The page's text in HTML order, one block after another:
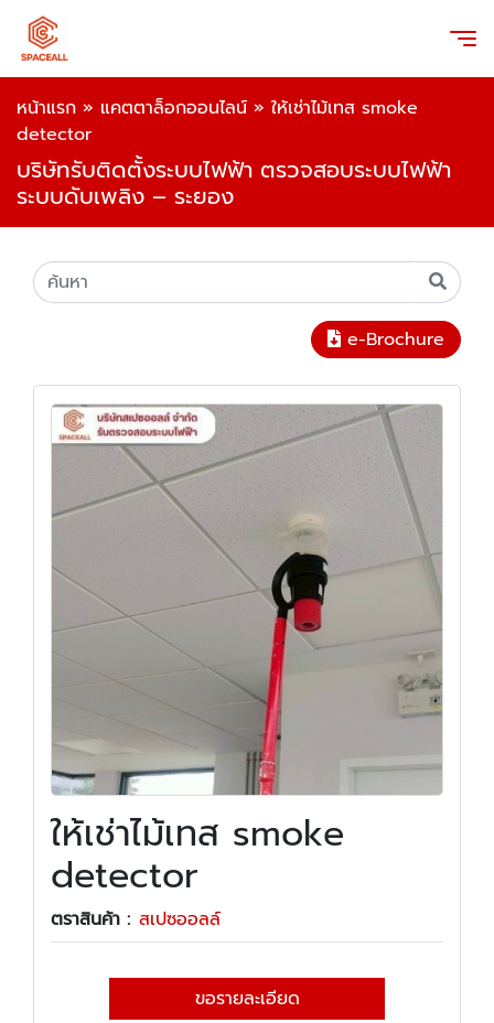
หน้าแรก » แคตตาล็อกออนไลน์ » ให้เช่าไม้เทส smoke
detector
บริษัทรับติดตั้งระบบไฟฟ้า ตรวจสอบระบบไฟฟ้า
ระบบดับเพลิง – ระยอง
e-Brochure
ให้เช่าไม้เทส smoke
detector
ตราสินค้า : สเปซออลล์
ขอรายละเอียด